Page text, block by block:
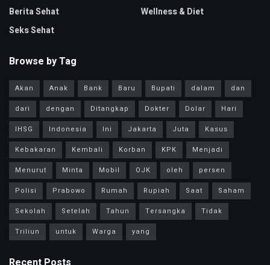
Berita Sehat
Seks Sehat
Wellness & Diet
Browse by Tag
Akan Anak Bank Baru Bupati dalam
dan
dari
dengan Ditangkap Dokter Dolar
Hari
IHSG
Indonesia Ini Jakarta Juta
Kasus
Kebakaran
Kembali Korban KPK
Menjadi
Menurut
Minta Mobil OJK oleh
persen
Polisi
Prabowo Rumah Rupiah Saat
Saham
Sekolah
Setelah Tahun Tersangka
Tidak
Triliun
untuk Warga yang